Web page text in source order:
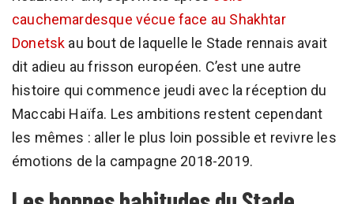
cauchemardesque vécue face au Shakhtar
Donetsk au bout de laquelle le Stade rennais avait
dit adieu au frisson européen. C’est une autre
histoire qui commence jeudi avec la réception du
Maccabi Haïfa. Les ambitions restent cependant
les mêmes : aller le plus loin possible et revivre les
émotions de la campagne 2018-2019.